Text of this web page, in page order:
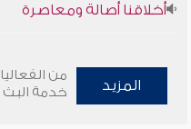
سلسلة محاضرات نفحات
المزيد
من
خدمة البث